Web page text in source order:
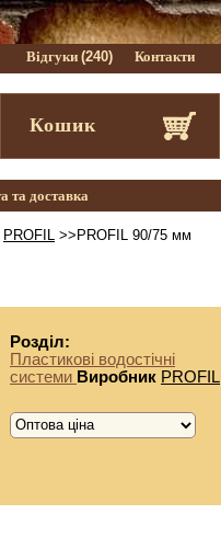
Відгуки (240) Контакти
Кошик
та доставка
PROFIL >>PROFIL 90/75 мм
Розділ:
Пластикові водостічні
системи Виробник PROFIL